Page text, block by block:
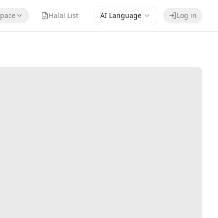
Halal List AI Language Log in